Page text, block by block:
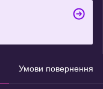
Умови повернення